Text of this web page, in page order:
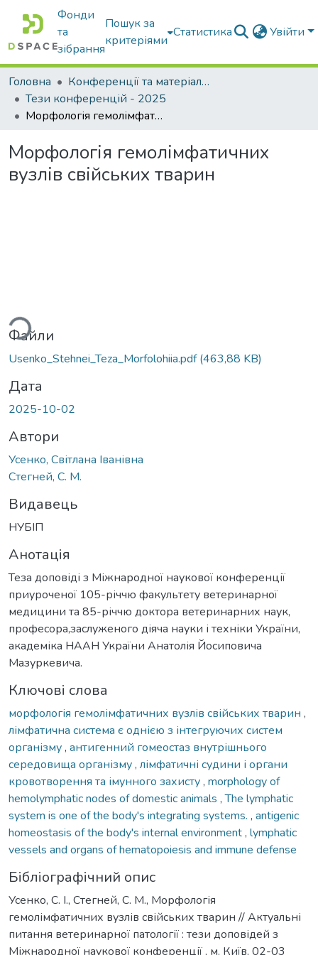
Фонди
та
зібрання
Пошук за
критеріями
Статистика Увійти
Головна
Конференції та матеріали конференцій
Тези конференцій - 2025
Морфологія гемолімфатичних вузлів свійських тварин
Морфологія гемолімфатичних
вузлів свійських тварин
Файли
Usenko_Stehnei_Teza_Morfolohiia.pdf(463,88 KB)
Дата
2025-10-02
Автори
Усенко, Світлана Іванівна
Стегней, С. М.
Видавець
НУБІП
Анотація
Теза доповіді з Міжнародної наукової конференції
приуроченої 105-річчю факультету ветеринарної
медицини та 85-річчю доктора ветеринарних наук,
професора,заслуженого діяча науки і техніки України,
академіка НААН України Анатолія Йосиповича
Мазуркевича.
Ключові слова
морфологія гемолімфатичних вузлів свійських тварин ,
лімфатична система є однією з інтегруючих систем
організму, антигенний гомеостаз внутрішнього
середовища організму, лімфатичні судини і органи
кровотворення та імунного захисту, morphology of
hemolymphatic nodes of domestic animals ,The lymphatic
system is one of the body's integrating systems. , antigenic
homeostasis of the body's internal environment, lymphatic
vessels and organs of hematopoiesis and immune defense
Бібліографічний опис
Усенко, С. І., Стегней, С. М., Морфологія
гемолімфатичних вузлів свійських тварин // Актуальні
питання ветеринарної патології : тези доповідей з
Міжнародної наукової конференції , м. Київ, 02-03